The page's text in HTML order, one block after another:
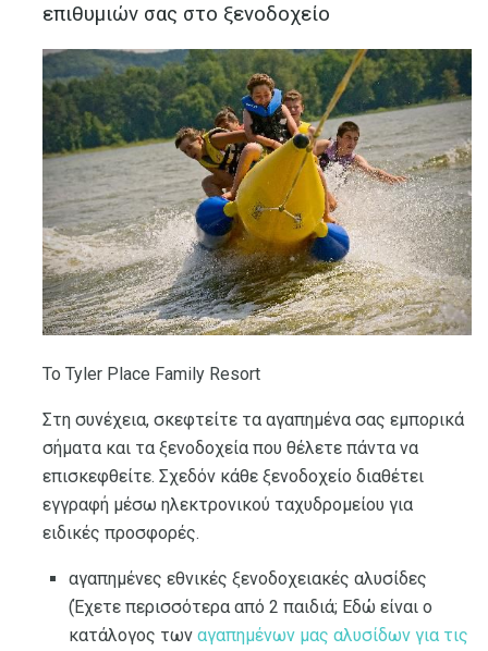
επιθυμιών σας στο ξενοδοχείο
Το Tyler Place Family Resort
Στη συνέχεια, σκεφτείτε τα αγαπημένα σας εμπορικά
σήματα και τα ξενοδοχεία που θέλετε πάντα να
επισκεφθείτε. Σχεδόν κάθε ξενοδοχείο διαθέτει
εγγραφή μέσω ηλεκτρονικού ταχυδρομείου για
ειδικές προσφορές.
αγαπημένες εθνικές ξενοδοχειακές αλυσίδες
(Έχετε περισσότερα από 2 παιδιά; Εδώ είναι ο
κατάλογος των αγαπημένων μας αλυσίδων για τις